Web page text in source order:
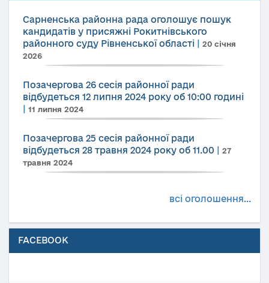
Сарненська районна рада оголошує пошук
кандидатів у присяжні Рокитнівського
районного суду Рівненської області
20 січня
2026
Позачергова 26 сесія районної ради
відбудеться 12 липня 2024 року об 10:00 годині
11 липня 2024
Позачергова 25 сесія районної ради
відбудеться 28 травня 2024 року об 11.00
27
травня 2024
всі оголошення...
FACEBOOK